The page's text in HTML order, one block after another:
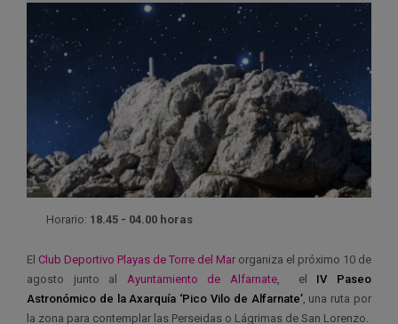
Horario: 18.45 - 04.00 horas
El Club Deportivo Playas de Torre del Mar organiza el próximo 10 de
agosto junto al Ayuntamiento de Alfarnate, el IV Paseo
Astronómico de la Axarquía ‘Pico Vilo de Alfarnate’, una ruta por
la zona para contemplar las Perseidas o Lágrimas de San Lorenzo.